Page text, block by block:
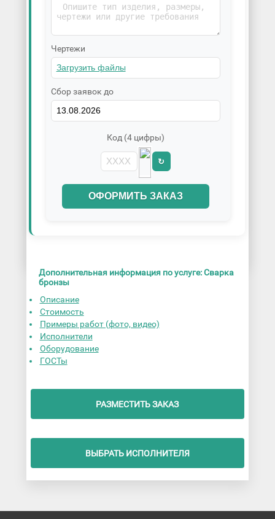
Чертежи
Сбор заявок до
Код (4 цифры)
↻
ОФОРМИТЬ ЗАКАЗ
Дополнительная информация по услуге: Сварка
бронзы
Описание
Стоимость
Примеры работ (фото, видео)
Исполнители
Оборудование
ГОСТы
РАЗМЕСТИТЬ ЗАКАЗ
ВЫБРАТЬ ИСПОЛНИТЕЛЯ